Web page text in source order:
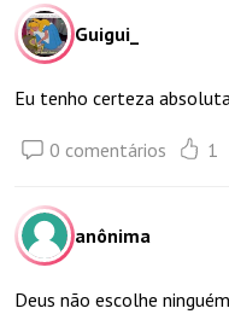
Guigui_
Eu tenho certeza
0 comentários 1
anônima
Deus não escolhe